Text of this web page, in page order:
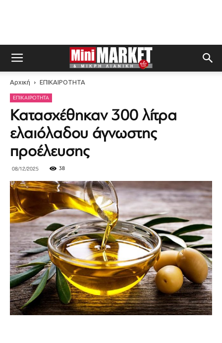
Αρχική ΕΠΙΚΑΙΡΟΤΗΤΑ
ΕΠΙΚΑΙΡΟΤΗΤΑ
Κατασχέθηκαν 300 λίτρα
ελαιόλαδου άγνωστης
προέλευσης
08/12/2025 38